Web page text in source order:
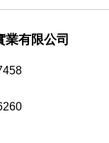
業有限公司